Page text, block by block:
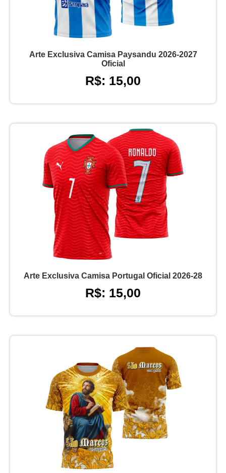
Arte Exclusiva Camisa Paysandu 2026-2027
Oficial
R$: 15,00
Arte Exclusiva Camisa Portugal Oficial 2026-28
R$: 15,00